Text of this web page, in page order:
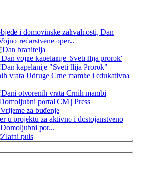
i domovinske zahvalnosti, Dan
redarstvene oper...
vojne kapelanije 'Sveti Ilija prorok'
vrata Udruge Crne mambe i edukativna
portal CM | Press
u projektu za aktivno i dostojanstveno
por...